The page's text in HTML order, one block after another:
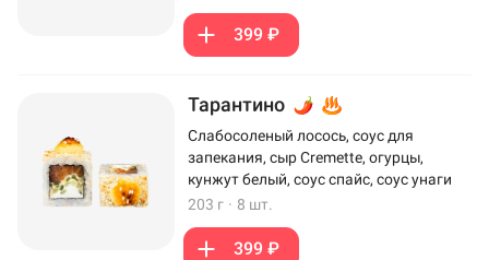
399 ₽
Тарантино
Слабосоленый лосось, соус для
запекания, сыр Cremette, огурцы,
кунжут белый, соус спайс, соус унаги
203 г · 8 шт.
399 ₽